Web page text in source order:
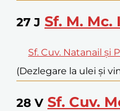
27 J Sf. M. Mc.
Sf. Cuv. Natanail și
(Dezlegare la ulei și
28 V Sf. Cuv.